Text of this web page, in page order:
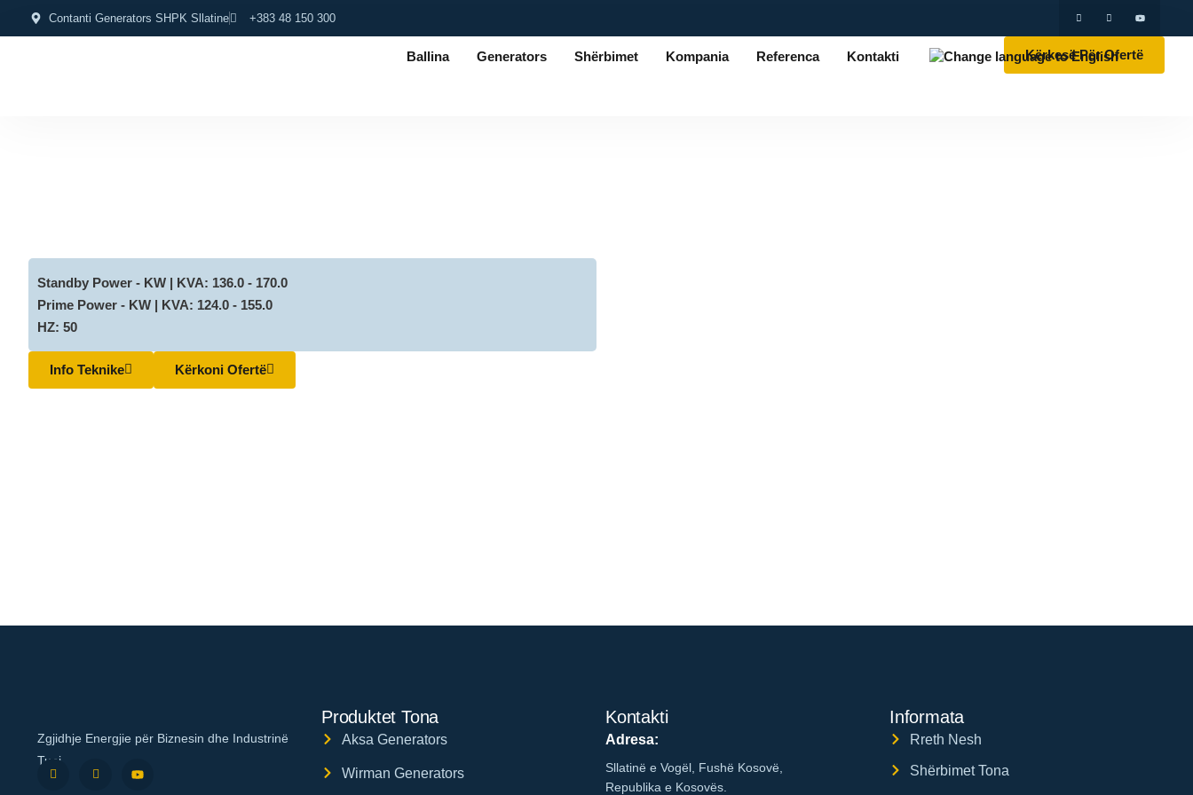
Contanti Generators SHPK Sllatine +383 48 150 300
Ballina Generators Shërbimet Kompania Referenca Kontakti Kërkesë Për Ofertë
Standby Power - KW | KVA: 136.0 - 170.0
Prime Power - KW | KVA: 124.0 - 155.0
HZ: 50
Info Teknike Kërkoni Ofertë
Zgjidhje Energjie për Biznesin dhe Industrinë
Tuaj
Produktet Tona
Aksa Generators
Wirman Generators
Kontakti
Adresa:
Sllatinë e Vogël, Fushë Kosovë,
Republika e Kosovës.
Informata
Rreth Nesh
Shërbimet Tona